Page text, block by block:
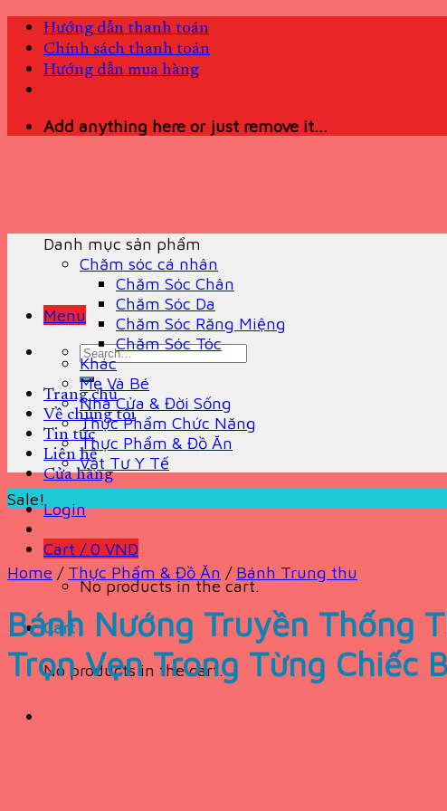
Skip
content
Hướng dẫn thanh toán
Chính sách thanh toán
Hướng dẫn mua hàng
Add anything here or just remove it...
Menu
Search
for:
Trang chủ
Về chúng tôi
Tin tức
Liên hệ
Cửa hàng
Login
Cart /0 VND
No products in the cart.
Cart
No products in the cart.
Danh mục sản phẩm
Chăm sóc cá nhân
Chăm Sóc Chân
Chăm Sóc Da
Chăm Sóc Răng Miệng
Chăm Sóc Tóc
Khác
Mẹ Và Bé
Nhà Cửa & Đời Sống
Thực Phẩm Chức Năng
Thực Phẩm & Đồ Ăn
Vật Tư Y Tế
Sale!
Home / Thực Phẩm & Đồ Ăn / Bánh Trung thu
Bánh Nướng Truyền Thống
Trọn Vẹn Trong Từng Chiếc